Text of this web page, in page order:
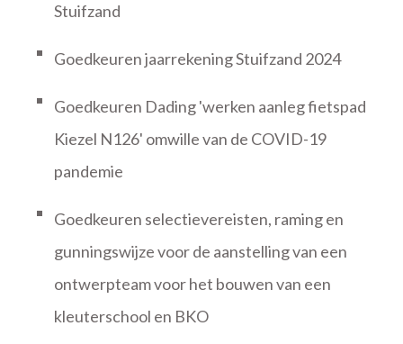
Stuifzand
Goedkeuren jaarrekening Stuifzand 2024
Goedkeuren Dading 'werken aanleg fietspad
Kiezel N126' omwille van de COVID-19
pandemie
Goedkeuren selectievereisten, raming en
gunningswijze voor de aanstelling van een
ontwerpteam voor het bouwen van een
kleuterschool en BKO